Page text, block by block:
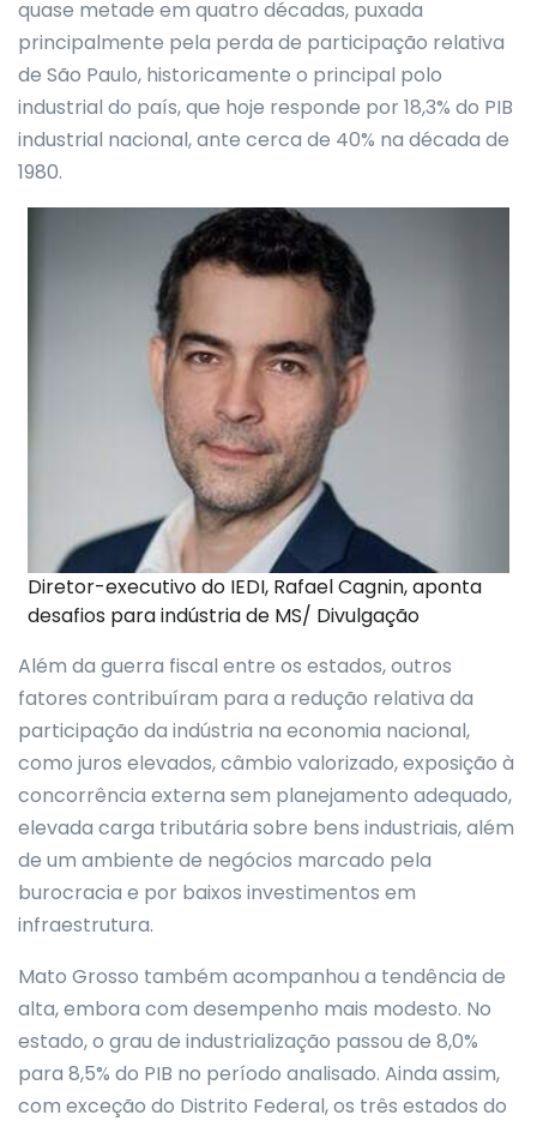
quase metade em quatro décadas, puxada
principalmente pela perda de participação relativa
de São Paulo, historicamente o principal polo
industrial do país, que hoje responde por 18,3% do PIB
industrial nacional, ante cerca de 40% na década de
1980.
Diretor-executivo do IEDI, Rafael Cagnin, aponta
desafios para indústria de MS/ Divulgação
Além da guerra fiscal entre os estados, outros
fatores contribuíram para a redução relativa da
participação da indústria na economia nacional,
como juros elevados, câmbio valorizado, exposição à
concorrência externa sem planejamento adequado,
elevada carga tributária sobre bens industriais, além
de um ambiente de negócios marcado pela
burocracia e por baixos investimentos em
infraestrutura.
Mato Grosso também acompanhou a tendência de
alta, embora com desempenho mais modesto. No
estado, o grau de industrialização passou de 8,0%
para 8,5% do PIB no período analisado. Ainda assim,
com exceção do Distrito Federal, os três estados do